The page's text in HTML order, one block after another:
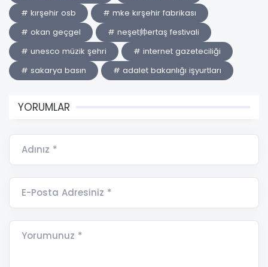
# kırşehir osb
# mke kırşehir fabrikası
# okan geçgel
# neşet帅ertaş festivali
# unesco müzik şehri
# internet gazeteciliği
# sakarya basın
# adalet bakanlığı işyurtları
YORUMLAR
Adınız *
E-Posta Adresiniz *
Yorumunuz *